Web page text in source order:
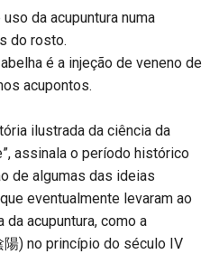
da acupuntura numa
do rosto.
é a injeção de veneno de
acupontos.
ilustrada da ciência da
assinala o período histórico
de algumas das ideias
eventualmente levaram ao
acupuntura, como a
陽) no princípio do século IV